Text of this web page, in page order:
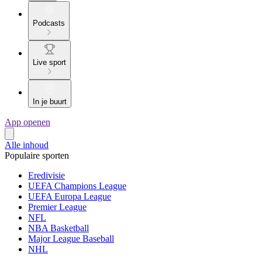
Podcasts
Live sport
In je buurt
App openen
Alle inhoud
Populaire sporten
Eredivisie
UEFA Champions League
UEFA Europa League
Premier League
NFL
NBA Basketball
Major League Baseball
NHL